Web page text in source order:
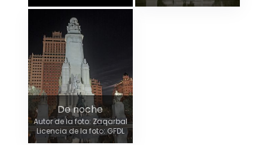
De noche
Autor de la foto: Zaqarbal
Licencia de la foto: GFDL